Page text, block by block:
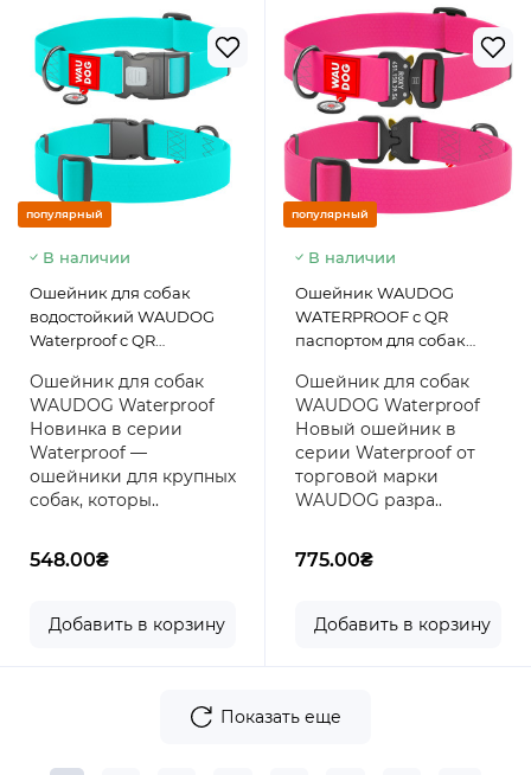
популярный
В наличии
Ошейник для собак
водостойкий WAUDOG
Waterproof c QR
пластиковый фастекс,
размер XXL, 46-70 см 40
мм
Ошейник для собак
WAUDOG Waterproof
Новинка в серии
Waterproof —
ошейники для крупных
собак, которы..
548.00₴
Добавить в корзину
популярный
В наличии
Ошейник WAUDOG
WATERPROOF с QR
паспортом для собак
водоотталкивающего
материала COLLARTEX,
металлическая пряжка-
фастекс с площадкой для
гравировки, 46-70 см 40
мм Розовый
Ошейник для собак
WAUDOG Waterproof
Новый ошейник в
серии Waterproof от
торговой марки
WAUDOG разра..
775.00₴
Добавить в корзину
Показать еще